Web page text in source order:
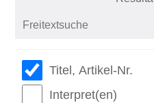
Titel, Artikel-Nr.
Interpret(en)